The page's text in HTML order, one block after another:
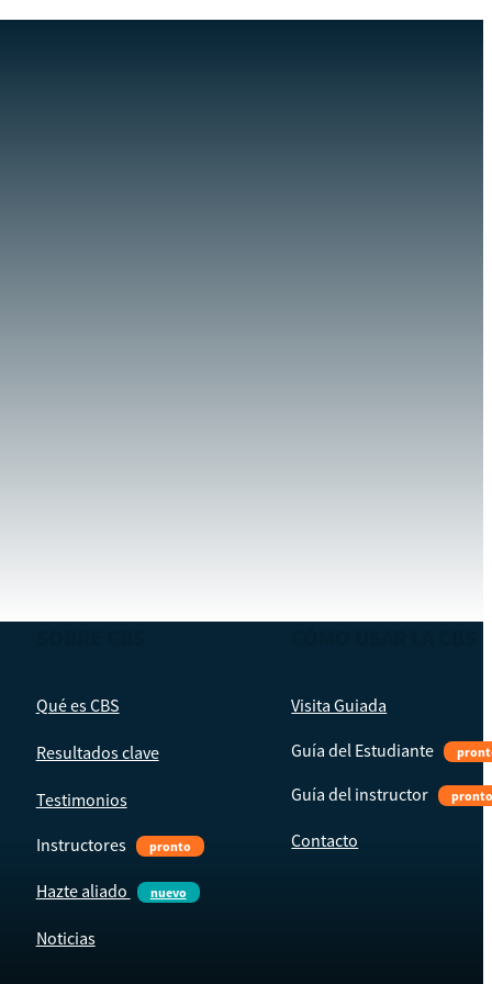
Qué es CBS
Resultados clave
Testimonios
Instructores pronto
Hazte aliado nuevo
Noticias
Visita Guiada
Guía del Estudiante
Guía del instructor
Contacto